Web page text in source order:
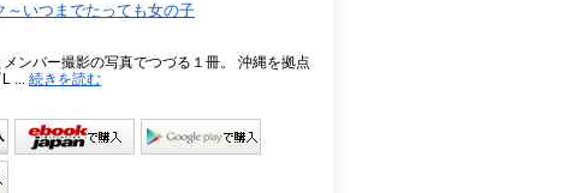
いつまでたっても女の子
ンバー撮影の写真でつづる１冊。 沖縄を拠点
... 続きを読む